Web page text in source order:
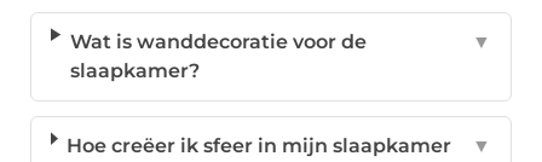
Wat is wanddecoratie voor de
slaapkamer?
▼
Hoe creëer ik sfeer in mijn slaapkamer
▼